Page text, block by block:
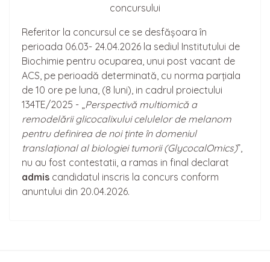
concursului
Referitor la concursul ce se desfășoara în
perioada 06.03- 24.04.2026 la sediul Institutului de
Biochimie pentru ocuparea, unui post vacant de
ACS, pe perioadă determinată, cu norma parțiala
de 10 ore pe luna, (8 luni), in cadrul proiectului
134TE/2025 - „Perspectivă multiomică a
remodelării glicocalixului celulelor de melanom
pentru definirea de noi ținte în domeniul
translațional al biologiei tumorii (GlycocalOmics)”,
nu au fost contestatii, a ramas in final declarat
admis candidatul inscris la concurs conform
anuntului din 20.04.2026.